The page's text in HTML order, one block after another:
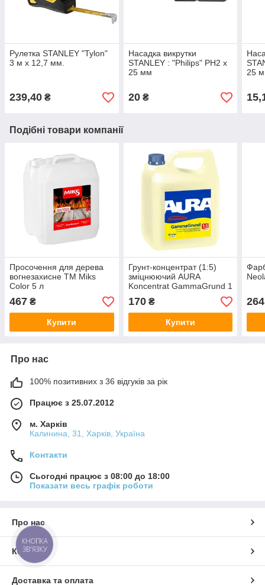
Рулетка STANLEY "Tylon"
3 м х 12,7 мм.
239,40 ₴
Насадка викрутки
STANLEY : "Philips" PH2 х
25 мм
20₴
25
Подібні товари компанії
Просочення для дерева
вогнезахисне ТМ Miks
Color 5 л
467 ₴
Купити
Грунт-концентрат (1:5)
зміцнюючий AURA
Koncentrat GammaGrund 1
170₴
Купити
264
Про нас
100% позитивних з 36 відгуків за рік
Працює з 25.07.2012
м. Харків
Калинина, 31, Харків, Україна
Контакти
Сьогодні працює з 08:00 до 18:00
Показати весь графік роботи
Про нас
Контакти
Доставка та оплата
КНОПКА
ЗВ'ЯЗКУ